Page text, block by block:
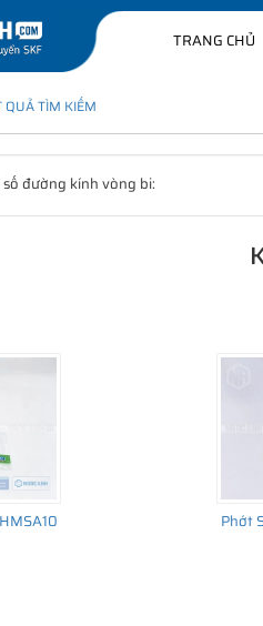
TRANG CHỦ
QUẢ TÌM KIẾM
đường kính vòng bi:
Phớt